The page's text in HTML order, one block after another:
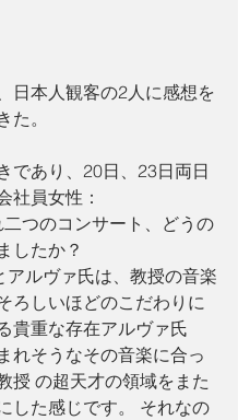
日本人観客の2人に感想を
た。
であり、20日、23日両日
社員女性：
つのコンサート、どうの
したか？
アルヴァ氏は、教授の音楽
ろしいほどのこだわりに
貴重な存在アルヴァ氏
れそうなその音楽に合っ
授 の超天才の領域をまた
した感じです。 それなの